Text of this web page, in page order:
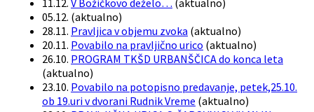
11.12. V Božičkovo deželo… (aktualno)
05.12. (aktualno)
28.11. Pravljica v objemu zvoka (aktualno)
20.11. Povabilo na pravljično urico (aktualno)
26.10. PROGRAM TKŠD URBANŠČICA do konca leta
(aktualno)
23.10. Povabilo na potopisno predavanje, petek,25.10.
ob 19.uri v dvorani Rudnik Vreme (aktualno)